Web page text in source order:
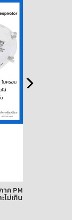
ค PM
ไม่เกิน